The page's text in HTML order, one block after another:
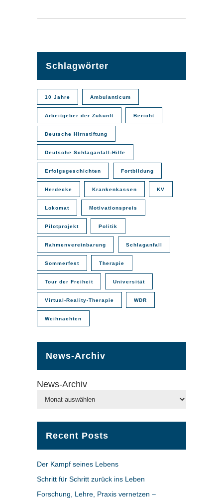
Schlagwörter
10 Jahre Ambulanticum
Arbeitgeber der Zukunft Bericht
Deutsche Hirnstiftung
Deutsche Schlaganfall-Hilfe
Erfolgsgeschichten Fortbildung
Herdecke Krankenkassen KV
Lokomat Motivationspreis
Pilotprojekt Politik
Rahmenvereinbarung Schlaganfall
Sommerfest Therapie
Tour der Freiheit Universität
Virtual-Reality-Therapie WDR
Weihnachten
News-Archiv
News-Archiv
Recent Posts
Der Kampf seines Lebens
Schritt für Schritt zurück ins Leben
Forschung, Lehre, Praxis vernetzen –
Facebook